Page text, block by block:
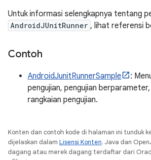
Untuk informasi selengkapnya tentang
AndroidJUnitRunner , lihat referensi
Contoh
AndroidJunitRunnerSample
:
pengujian, pengujian
rangkaian pengujian.
Konten dan contoh kode di halaman ini tunduk
dijelaskan dalam Lisensi Konten. Java dan
dagang atau merek dagang terdaftar dari